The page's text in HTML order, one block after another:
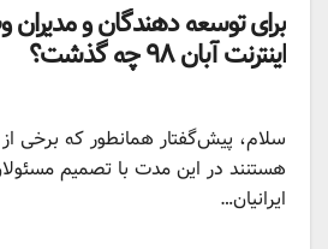
برای توسعه دهندگان و
اینترنت آبان ۹۸ چه گذشت؟
سلام، پیش‌گفتار همانطور که برخی
هستنند در این مدت با تصمیم
ایرانیان…